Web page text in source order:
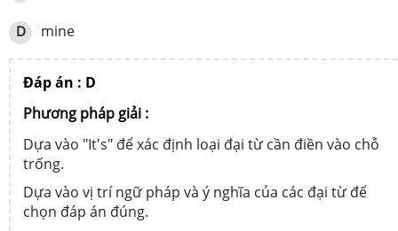
D mine
Đáp án : D
Phương pháp giải :
Dựa vào "It's" để xác định loại đại từ cần điền vào chỗ
trống.
Dựa vào vị trí ngữ pháp và ý nghĩa của các đại từ để
chọn đáp án đúng.